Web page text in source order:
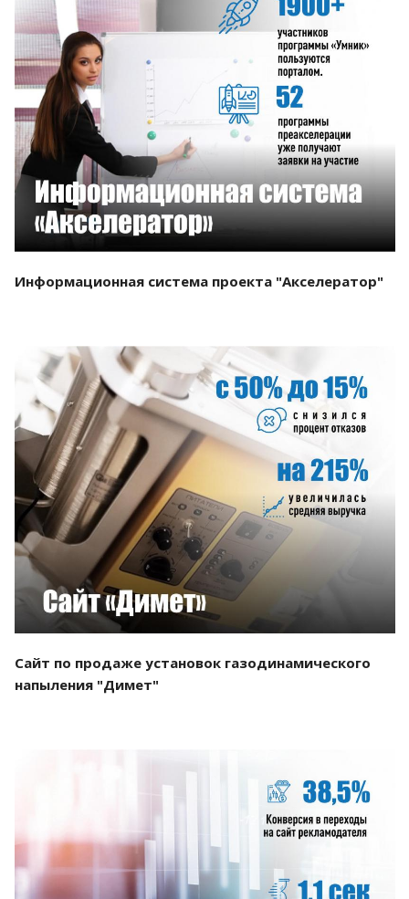
Смотреть проект
Информационная система проекта "Акселератор"
Смотреть проект
Сайт по продаже установок газодинамического
напыления "Димет"